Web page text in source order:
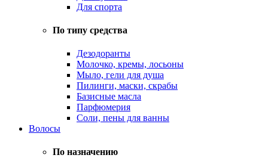
Для спорта
По типу средства
Дезодоранты
Молочко, кремы, лосьоны
Мыло, гели для душа
Пилинги, маски, скрабы
Базисные масла
Парфюмерия
Соли, пены для ванны
Волосы
По назначению